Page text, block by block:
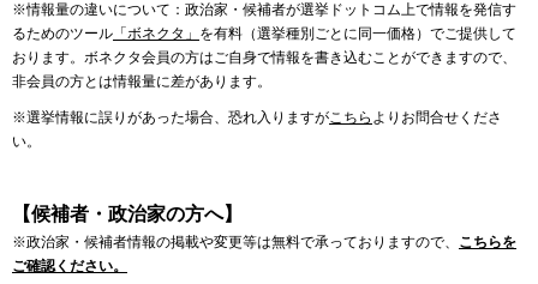
※情報量の違いについて：政治家・候補者が選挙ドットコム上で情報を発信す
るためのツール 「ボネクタ」 を有料（選挙種別ごとに同一価格）でご提供して
おります。ボネクタ会員の方はご自身で情報を書き込むことができますので、
非会員の方とは情報量に差があります。
※選挙情報に誤りがあった場合、恐れ入りますがこちら よりお問合せくださ
い。
【候補者・政治家の方へ】
※政治家・候補者情報の掲載や変更等は無料で承っておりますので、 こちらを
ご確認ください。